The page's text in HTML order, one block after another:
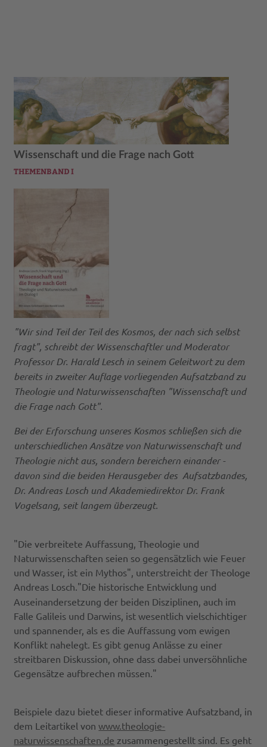
Wissenschaft und die Frage nach Gott
THEMENBAND I
"Wir sind Teil der Teil des Kosmos, der nach sich selbst
fragt", schreibt der Wissenschaftler und Moderator
Professor Dr. Harald Lesch in seinem Geleitwort zu dem
bereits in zweiter Auflage vorliegenden Aufsatzband zu
Theologie und Naturwissenschaften "Wissenschaft und
die Frage nach Gott".
Bei der Erforschung unseres Kosmos schließen sich die
unterschiedlichen Ansätze von Naturwissenschaft und
Theologie nicht aus, sondern bereichern einander -
davon sind die beiden Herausgeber des Aufsatzbandes,
Dr. Andreas Losch und Akademiedirektor Dr. Frank
Vogelsang, seit langem überzeugt.
"Die verbreitete Auffassung, Theologie und
Naturwissenschaften seien so gegensätzlich wie Feuer
und Wasser, ist ein Mythos", unterstreicht der Theologe
Andreas Losch."Die historische Entwicklung und
Auseinandersetzung der beiden Disziplinen, auch im
Falle Galileis und Darwins, ist wesentlich vielschichtiger
und spannender, als es die Auffassung vom ewigen
Konflikt nahelegt. Es gibt genug Anlässe zu einer
streitbaren Diskussion, ohne dass dabei unversöhnliche
Gegensätze aufbrechen müssen."
Beispiele dazu bietet dieser informative Aufsatzband, in
dem Leitartikel vonwww.theologie-
naturwissenschaften.de zusammengestellt sind. Es geht